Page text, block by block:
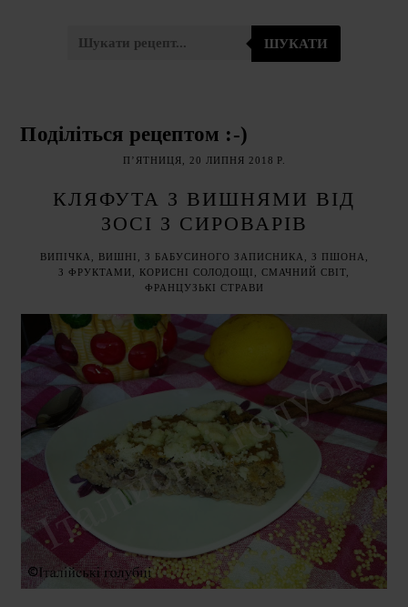
ШУКАТИ
Поділіться рецептом :-)
ПʼЯТНИЦЯ, 20 ЛИПНЯ 2018 Р.
КЛЯФУТА З ВИШНЯМИ ВІД
ЗОСІ З СИРОВАРІВ
ВИПІЧКА ВИШНІ З БАБУСИНОГО ЗАПИСНИКА З ПШОНА
З ФРУКТАМИ
КОРИСНІ СОЛОДОЩІ СМАЧНИЙ СВІТ
ФРАНЦУЗЬКІ СТРАВИ